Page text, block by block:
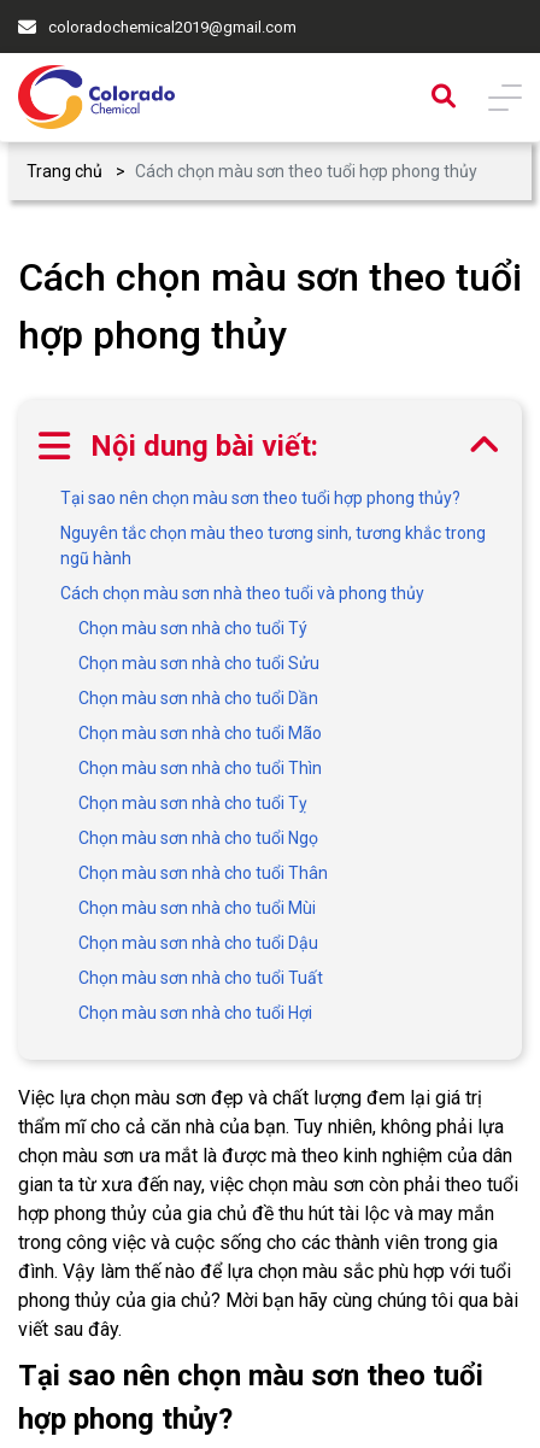
coloradochemical2019@gmail.com
Trang chủ Cách chọn màu sơn theo tuổi hợp phong thủy
Cách chọn màu sơn theo tuổi
hợp phong thủy
Nội dung bài viết:
Tại sao nên chọn màu sơn theo tuổi hợp phong thủy?
Nguyên tắc chọn màu theo tương sinh, tương khắc trong
ngũ hành
Cách chọn màu sơn nhà theo tuổi và phong thủy
Chọn màu sơn nhà cho tuổi Tý
Chọn màu sơn nhà cho tuổi Sửu
Chọn màu sơn nhà cho tuổi Dần
Chọn màu sơn nhà cho tuổi Mão
Chọn màu sơn nhà cho tuổi Thìn
Chọn màu sơn nhà cho tuổi Tỵ
Chọn màu sơn nhà cho tuổi Ngọ
Chọn màu sơn nhà cho tuổi Thân
Chọn màu sơn nhà cho tuổi Mùi
Chọn màu sơn nhà cho tuổi Dậu
Chọn màu sơn nhà cho tuổi Tuất
Chọn màu sơn nhà cho tuổi Hợi
Việc lựa chọn màu sơn đẹp và chất lượng đem lại giá trị
thẩm mĩ cho cả căn nhà của bạn. Tuy nhiên, không phải lựa
chọn màu sơn ưa mắt là được mà theo kinh nghiệm của dân
gian ta từ xưa đến nay, việc chọn màu sơn còn phải theo tuổi
hợp phong thủy của gia chủ đề thu hút tài lộc và may mắn
trong công việc và cuộc sống cho các thành viên trong gia
đình. Vậy làm thế nào để lựa chọn màu sắc phù hợp với tuổi
phong thủy của gia chủ? Mời bạn hãy cùng chúng tôi qua bài
viết sau đây.
Tại sao nên chọn màu sơn theo tuổi
hợp phong thủy?